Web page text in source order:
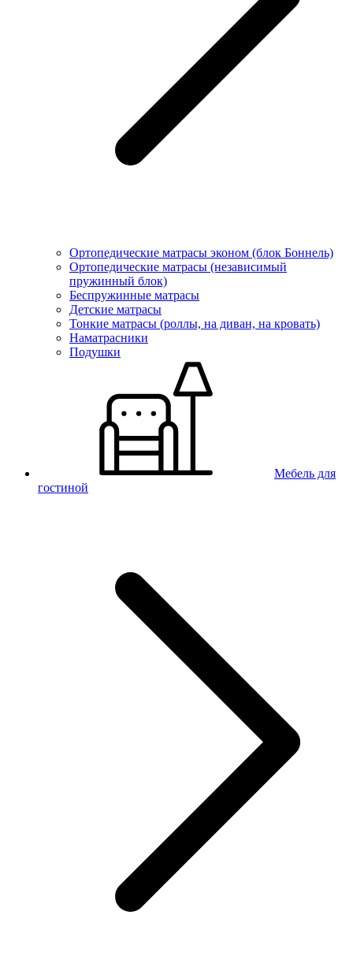
Ортопедические матрасы эконом (блок Боннель)
Ортопедические матрасы (независимый
пружинный блок)
Беcпружинные матрасы
Детские матрасы
Тонкие матрасы (роллы, на диван, на кровать)
Наматрасники
Подушки
Мебель для
гостиной